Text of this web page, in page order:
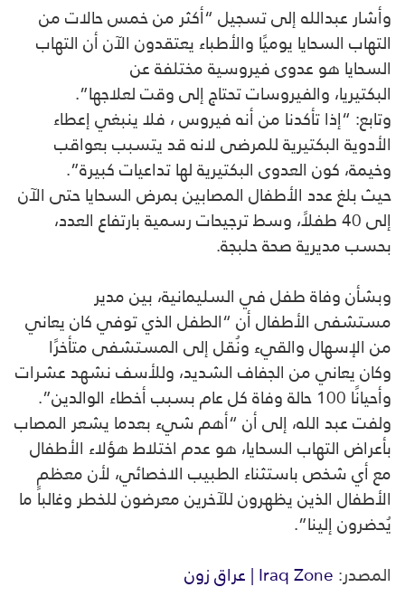
وأشار عبدالله إلى تسجيل “أكثر من خمس حالات من
التهاب السحايا يوميًا والأطباء يعتقدون الآن أن التهاب
السحايا هو عدوى فيروسية مختلفة عن
البكتيريا، والفيروسات تحتاج إلى وقت لعلاجها”.
وتابع: “إذا تأكدنا من أنه فيروس ، فلا ينبغي إعطاء
الأدوية البكتيرية للمرضى لانه قد يتسبب بعواقب
وخيمة، كون العدوى البكتيرية لها تداعيات كبيرة”.
حيث بلغ عدد الأطفال المصابين بمرض السحايا حتى الآن
إلى 40 طفلاً، وسط ترجيحات رسمية بارتفاع العدد،
بحسب مديرية صحة حلبجة.
وبشأن وفاة طفل في السليمانية، بين مدير
مستشفى الأطفال أن “الطفل الذي توفي كان يعاني
من الإسهال والقيء ونُقل إلى المستشفى متأخرًا
وكان يعاني من الجفاف الشديد، وللأسف نشهد عشرات
وأحيانًا 100 حالة وفاة كل عام بسبب أخطاء الوالدين”.
ولفت عبد الله، إلى أن “أهم شيء بعدما يشعر المصاب
بأعراض التهاب السحايا، هو عدم اختلاط هؤلاء الأطفال
مع أي شخص باستثناء الطبيب الاخصائي، لأن معظم
الأطفال الذين يظهرون للآخرين معرضون للخطر وغالباً ما
يُحضرون إلينا”.
المصدر:Iraq Zone | عراق زون